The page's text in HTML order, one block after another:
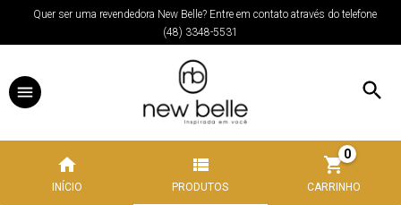
Quer ser uma revendedora New Belle? Entre em contato através do telefone
(48) 3348-5531
INÍCIO PRODUTOS CARRINHO
0